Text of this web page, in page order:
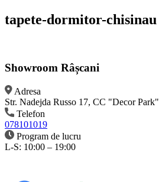
tapete-dormitor-chisinau
Showroom Râșcani
Adresa
Str. Nadejda Russo 17, CC "Decor Park"
Telefon
078101019
Program de lucru
L-S: 10:00 – 19:00